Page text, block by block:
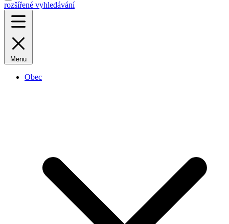
rozšířené vyhledávání
Menu
Obec